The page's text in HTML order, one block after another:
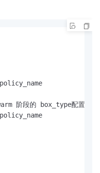
阶段的 box_type配置